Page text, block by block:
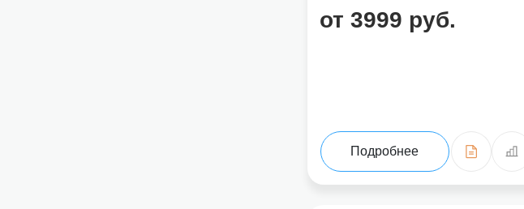
от 3999 руб.
Подробнее